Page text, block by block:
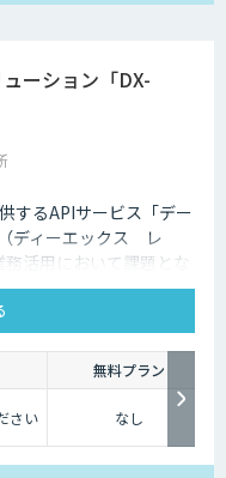
ーション「DX-
するAPIサービス「デー
ディーエックス レ
活用において課題とな
ンプト知識が求められ
語に特化した自然言語
」は、ドキュメント
図を意味的に再構成
備えています。これに
度”と“検索対象の整
の回答品質を向上させ
無料プラン
さい なし